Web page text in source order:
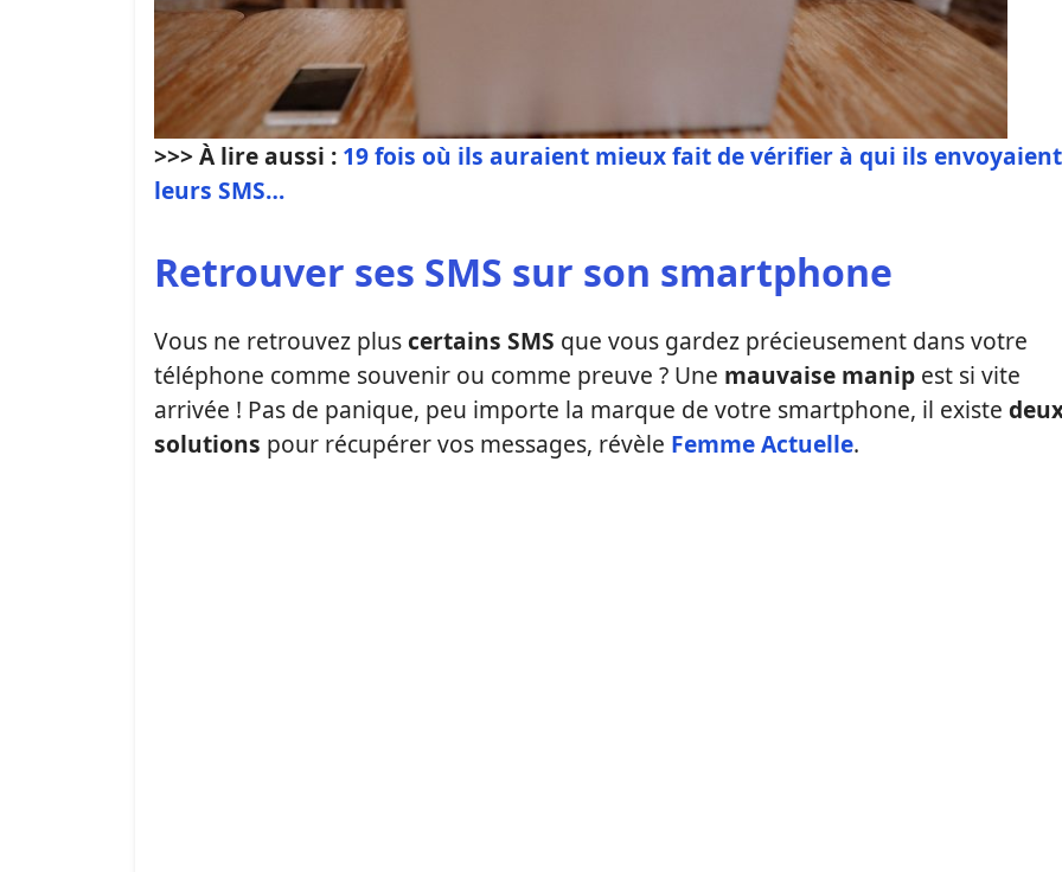
>>> À lire aussi : 19 fois où ils auraient mieux fait de vérifier à qui ils envoyaient
leurs SMS…
Retrouver ses SMS sur son smartphone
Vous ne retrouvez pluscertains SMS que vous gardez précieusement dans votre
téléphone comme souvenir ou comme preuve ? Une mauvaise manip est si vite
arrivée ! Pas de panique, peu importe la marque de votre smartphone, il existe
solutions pour récupérer vos messages, révèle Femme Actuelle.